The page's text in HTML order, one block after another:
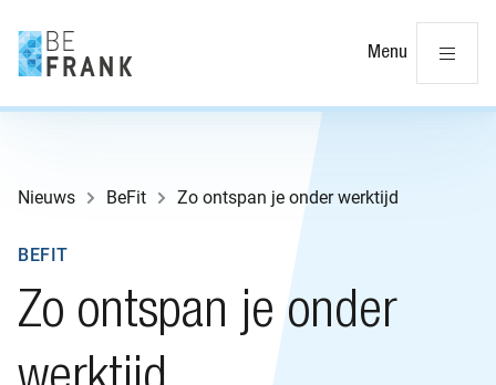
Menu
Nieuws BeFit Zo ontspan je onder werktijd
Zo ontspan je onder
BEFIT